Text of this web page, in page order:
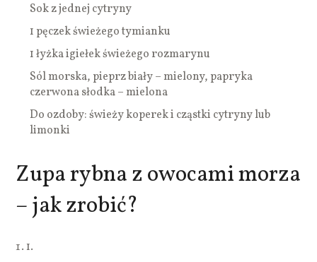
Sok z jednej cytryny
1 pęczek świeżego tymianku
1 łyżka igiełek świeżego rozmarynu
Sól morska, pieprz biały – mielony, papryka
czerwona słodka – mielona
Do ozdoby: świeży koperek i cząstki cytryny lub
limonki
Zupa rybna z owocami morza
– jak zrobić?
1.